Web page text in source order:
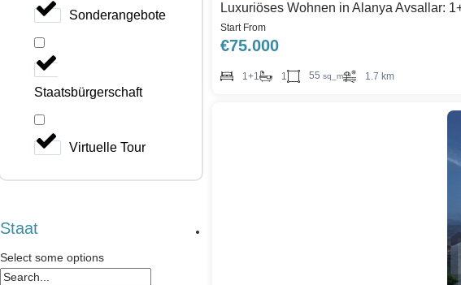
Sonderangebote
Staatsbürgerschaft
Virtuelle Tour
Staat
Select some options
Luxuriöses Wohnen in Alanya Avsallar:
Start From
€75.000
1+1 1 55 sq_m 1.7 km